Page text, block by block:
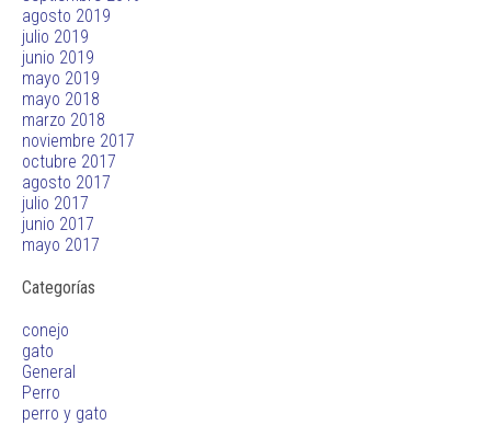
agosto 2019
julio 2019
junio 2019
mayo 2019
mayo 2018
marzo 2018
noviembre 2017
octubre 2017
agosto 2017
julio 2017
junio 2017
mayo 2017
Categorías
conejo
gato
General
Perro
perro y gato